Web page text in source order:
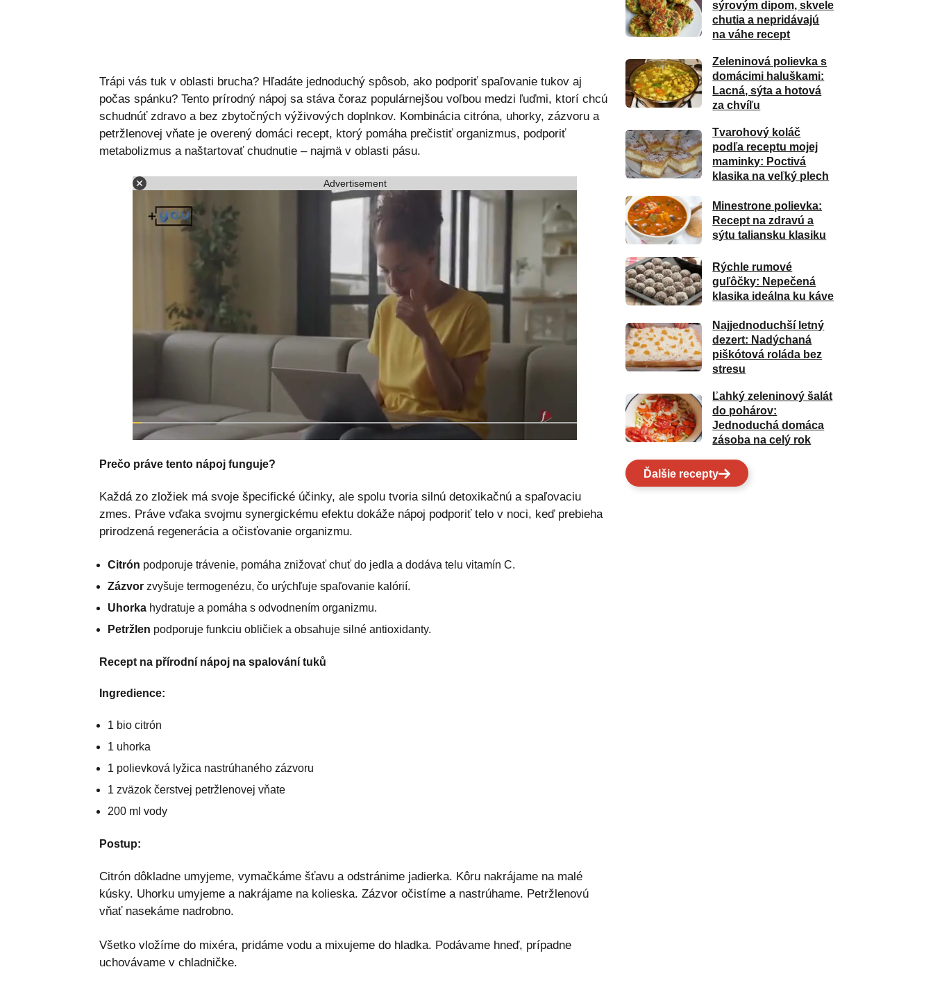
Trápi vás tuk v oblasti brucha? Hľadáte jednoduchý spôsob, ako podporiť spaľovanie tukov aj
počas spánku? Tento prírodný nápoj sa stáva čoraz populárnejšou voľbou medzi ľuďmi, ktorí chcú
schudnúť zdravo a bez zbytočných výživových doplnkov. Kombinácia citróna, uhorky, zázvoru a
petržlenovej vňate je overený domáci recept, ktorý pomáha prečistiť organizmus, podporiť
metabolizmus a naštartovať chudnutie – najmä v oblasti pásu.
Advertisement
Prečo práve tento nápoj funguje?
Každá zo zložiek má svoje špecifické účinky, ale spolu tvoria silnú detoxikačnú a spaľovaciu
zmes. Práve vďaka svojmu synergickému efektu dokáže nápoj podporiť telo v noci, keď prebieha
prirodzená regenerácia a očisťovanie organizmu.
Citrón podporuje trávenie, pomáha znižovať chuť do jedla a dodáva telu vitamín C.
Zázvorzvyšuje termogenézu, čo urýchľuje spaľovanie kalórií.
Uhorkahydratuje a pomáha s odvodnením organizmu.
Petržlen podporuje funkciu obličiek a obsahuje silné antioxidanty.
Recept na přírodní nápoj na spalování tuků
Ingredience:
1 bio citrón
1 uhorka
1 polievková lyžica nastrúhaného zázvoru
1 zväzok čerstvej petržlenovej vňate
200 ml vody
Postup:
Citrón dôkladne umyjeme, vymačkáme šťavu a odstránime jadierka. Kôru nakrájame na malé
kúsky. Uhorku umyjeme a nakrájame na kolieska. Zázvor očistíme a nastrúhame. Petržlenovú
vňať nasekáme nadrobno.
Všetko vložíme do mixéra, pridáme vodu a mixujeme do hladka. Podávame hneď, prípadne
uchovávame v chladničke.
sýrovým dipom, skvele
chutia a nepridávajú
na váhe recept
Zeleninová polievka s
domácimi haluškami:
Lacná, sýta a hotová
za chvíľu
Tvarohový koláč
podľa receptu mojej
maminky: Poctivá
klasika na veľký plech
Minestrone polievka:
Recept na zdravú a
sýtu taliansku klasiku
Rýchle rumové
guľôčky: Nepečená
klasika ideálna ku káve
Najjednoduchší letný
dezert: Nadýchaná
piškótová roláda bez
stresu
Ľahký zeleninový šalát
do pohárov:
Jednoduchá domáca
zásoba na celý rok
Ďalšie recepty